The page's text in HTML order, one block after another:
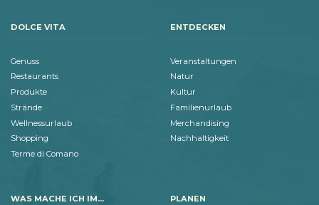
DOLCE VITA
Genuss
Restaurants
Produkte
Strände
Wellnessurlaub
Shopping
Terme di Comano
ENTDECKEN
Veranstaltungen
Natur
Kultur
Familienurlaub
Merchandising
Nachhaltigkeit
WAS MACHE ICH IM... PLANEN